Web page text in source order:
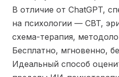
В отличие от ChatGPT,
на психологии — CBT,
схема-терапия,
Бесплатно, мгновенно,
Идеальный способ